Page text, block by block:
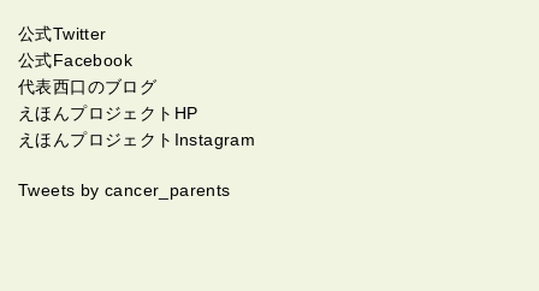
公式Twitter
公式Facebook
代表西口のブログ
えほんプロジェクトHP
えほんプロジェクトInstagram
Tweets by cancer_parents